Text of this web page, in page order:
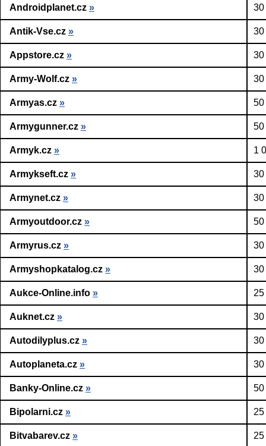
Androidplanet.cz » 30
Antik-Vse.cz » 30
Appstore.cz » 30
Army-Wolf.cz » 30
Armyas.cz » 50
Armygunner.cz » 50
Armyk.cz » 1
Armykseft.cz » 30
Armynet.cz » 30
Armyoutdoor.cz » 50
Armyrus.cz » 30
Armyshopkatalog.cz » 30
Aukce-Online.info »
Auknet.cz » 30
Autodilyplus.cz » 30
Autoplaneta.cz » 30
Banky-Online.cz » 50
Bipolarni.cz »
Bitvabarev.cz »